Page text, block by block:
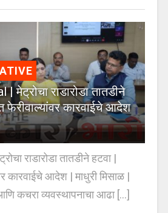
मेट्रोचा राडारोडा तातडीने
कारवाईचे आदेश
राडारोडा तातडीने हटवा |
कारवाईचे आदेश | माधुरी मिसाळ |
कचरा व्यवस्थापनाचा आढा [...]